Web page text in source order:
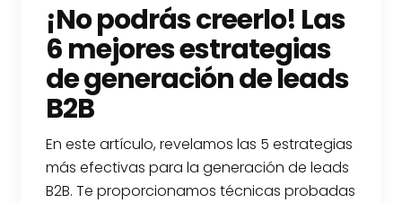
¡No podrás creerlo! Las
6 mejores estrategias
de generación de leads
B2B
En este artículo, revelamos las 5 estrategias
más efectivas para la generación de leads
B2B. Te proporcionamos técnicas probadas